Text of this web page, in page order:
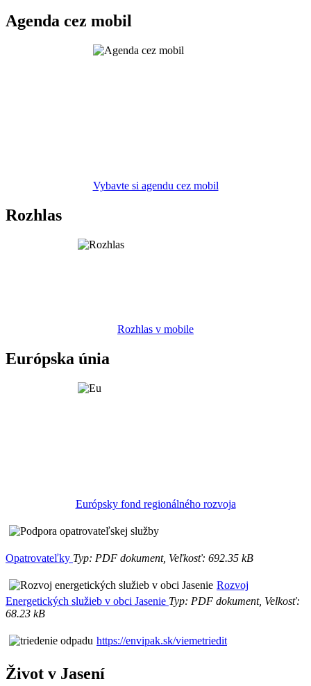
Agenda cez mobil
Vybavte si agendu cez mobil
Rozhlas
Rozhlas v mobile
Európska únia
Európsky fond regionálného rozvoja
Opatrovateľky Typ: PDF dokument, Veľkosť: 692.35 kB
Rozvoj
Energetických služieb v obci Jasenie Typ: PDF dokument, Velkosť:
68.23 kB
https://envipak.sk/viemetriedit
Život v Jasení